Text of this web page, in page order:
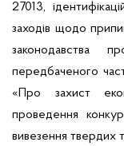
27013,
заходів щодо
законодавства
передбаченого
«Про захист
проведення
вивезення твердих